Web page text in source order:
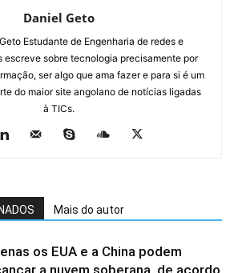
Daniel Geto
Estudante de Engenharia de redes e
escreve sobre tecnologia precisamente por
ser algo que ama fazer e para si é um
do maior site angolano de notícias ligadas
à TICs.
Mais do autor
os EUA e a China podem
a nuvem soberana, de acordo